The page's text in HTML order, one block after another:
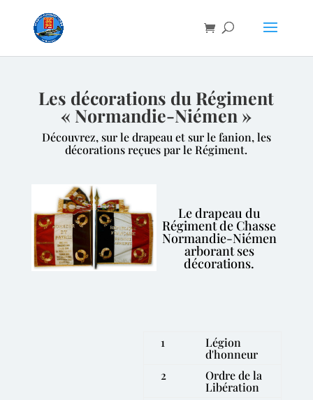
Les décorations du Régiment
« Normandie-Niémen »
Découvrez, sur le drapeau et sur le fanion, les
décorations reçues par le Régiment.
Le drapeau du
Régiment de Chasse
Normandie-Niémen
arborant ses
décorations.
1
Légion
d'honneur
2
Ordre de la
Libération